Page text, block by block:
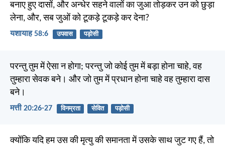
बनाए हुए दासों, और अन्धेर सहने वालों का जुआ तोड़कर उन को छुड़ा
लेना, और, सब जुओं को टूकड़े टूकड़े कर देना?
यशायाह 58:6 उपवास पड़ोसी
परन्तु तुम में ऐसा न होगा; परन्तु जो कोई तुम में बड़ा होना चाहे, वह
तुम्हारा सेवक बने। और जो तुम में प्रधान होना चाहे वह तुम्हारा दास
बने।
मत्ती 20:26-27 विनम्रता सेवित पड़ोसी
क्योंकि यदि हम उस की मृत्यु की समानता में उसके साथ जुट गए हैं, तो